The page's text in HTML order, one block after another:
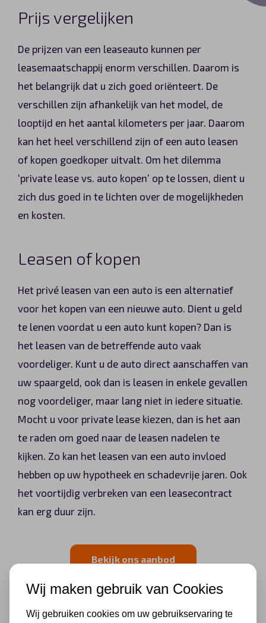
Prijs vergelijken
De prijzen van een leaseauto kunnen per
leasemaatschappij enorm verschillen. Daarom is
het belangrijk dat u zich goed oriënteert. De
verschillen zijn afhankelijk van het model, de
looptijd en het aantal kilometers per jaar. Daarom
kan het heel verschillend zijn of een auto leasen
of kopen goedkoper uitvalt. Om het dilemma
‘private lease vs. auto kopen’ op te lossen, dient u
zich dus goed in te lichten over de mogelijkheden
en kosten.
Leasen of kopen
Het privé leasen van een auto is een alternatief
voor het kopen van een nieuwe auto. Dient u geld
te lenen voordat u een auto kunt kopen? Dan is
het leasen van de betreffende auto vaak
voordeliger. Kunt u de auto direct aanschaffen van
uw spaargeld, ook dan is leasen in enkele gevallen
nog voordeliger, maar lang niet in iedere situatie.
Mocht u voor private lease kiezen, dan is het aan
te raden om goed naar de leasen nadelen te
kijken. Zo kan het leasen van een auto invloed
hebben op uw hypotheek en schadevrije jaren. Ook
het voortijdig verbreken van een leasecontract
kan erg duur zijn.
Bekijk ons aanbod
Auto leasen voordelen en
Wij maken gebruik van Cookies
Wij gebruiken cookies om uw gebruikservaring te